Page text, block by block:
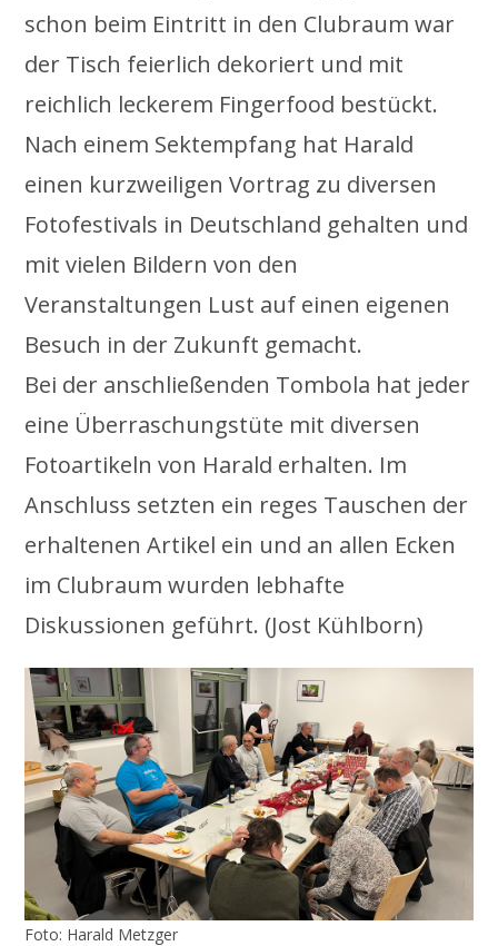
schon beim Eintritt in den Clubraum war
der Tisch feierlich dekoriert und mit
reichlich leckerem Fingerfood bestückt.
Nach einem Sektempfang hat Harald
einen kurzweiligen Vortrag zu diversen
Fotofestivals in Deutschland gehalten und
mit vielen Bildern von den
Veranstaltungen Lust auf einen eigenen
Besuch in der Zukunft gemacht.
Bei der anschließenden Tombola hat jeder
eine Überraschungstüte mit diversen
Fotoartikeln von Harald erhalten. Im
Anschluss setzten ein reges Tauschen der
erhaltenen Artikel ein und an allen Ecken
im Clubraum wurden lebhafte
Diskussionen geführt. (Jost Kühlborn)
Foto: Harald Metzger